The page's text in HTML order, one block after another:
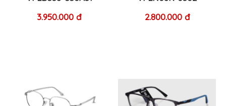
3.950.000 đ
2.800.000 đ